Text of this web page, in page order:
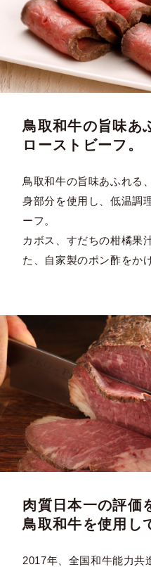
鳥取和牛の旨味あ
ローストビーフ。
鳥取和牛の旨味あふれる
身部分を使用し、低温調
ーフ。
カボス、すだちの柑橘果
た、自家製のポン酢をか
肉質日本一の評価
鳥取和牛を使用し
2017年、全国和牛能力共